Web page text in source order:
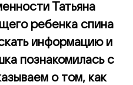
Татьяна
ребенка спина
информацию и
познакомилась с
о том, как